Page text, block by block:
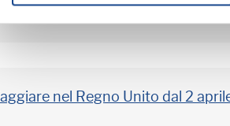
indicazioni sulle generalità
nel Regno Unito dal 2